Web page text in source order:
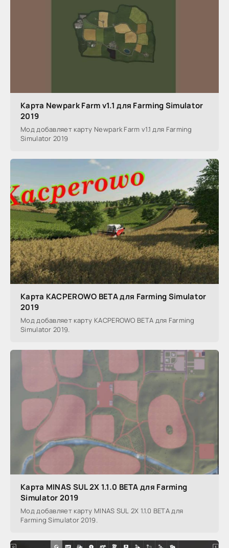
Карта Newpark Farm v1.1 для Farming Simulator
2019
Мод добавляет карту Newpark Farm v1.1 для Farming
Simulator 2019
Карта KACPEROWO BETA для Farming Simulator
2019
Мод добавляет карту KACPEROWO BETA для Farming
Simulator 2019.
Карта MINAS SUL 2X 1.1.0 BETA для Farming
Simulator 2019
Мод добавляет карту MINAS SUL 2X 1.1.0 BETA для
Farming Simulator 2019.